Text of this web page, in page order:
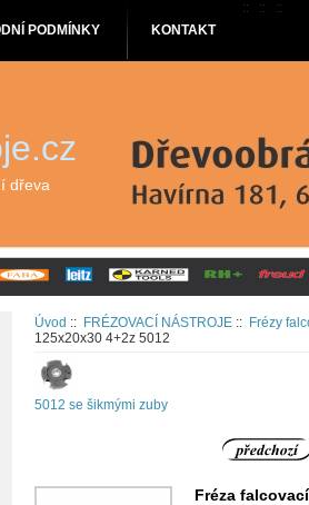
::
::
PODMÍNKY
::
KONTAKT
dřeva
Úvod :: FRÉZOVACÍ NÁSTROJE :: Frézy
125x20x30 4+2z 5012
5012 se šikmými zuby
Fréza